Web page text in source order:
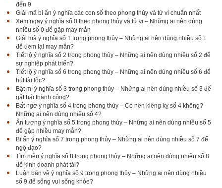
đến 9
Giải mã bí ẩn ý nghĩa các con số theo phong thủy và tử vi chuẩn nhất
Xem ngay ý nghĩa số 0 theo phong thủy và tử vi – Những ai nên dùng
nhiều số 0 để gặp may mắn
Giải mã ý nghĩa số 1 trong phong thủy – Những ai nên dùng nhiều số 1
để đem lại may mắn?
Tiết lộ ý nghĩa số 2 trong phong thủy – Những ai nên dùng nhiều số 2 để
sự nghiệp phát triển?
Tiết lộ ý nghĩa số 6 trong phong thủy – Những ai nên dùng nhiều số 6 để
hút tài lộc?
Bật mí ý nghĩa số 3 trong phong thủy – Những ai nên dùng nhiều số 3 để
gặt hái thành công?
Bất ngờ ý nghĩa số 4 trong phong thủy – Có nên kiêng kỵ số 4 không?
Những ai nên dùng nhiều số 4?
Ấn tượng ý nghĩa số 5 trong phong thủy – Những ai nên dùng nhiều số 5
để gặp nhiều may mắn?
Bí ẩn ý nghĩa số 7 trong phong thủy – Những ai nên dùng nhiều số 7 để
ngộ đạo?
Tìm hiểu ý nghĩa số 8 trong phong thủy – Những ai nên dùng nhiều số 8
để kinh doanh phát tài?
Luận bàn về ý nghĩa số 9 trong phong thủy – Những ai nên dùng nhiều
số 9 để sống vui sống khỏe?